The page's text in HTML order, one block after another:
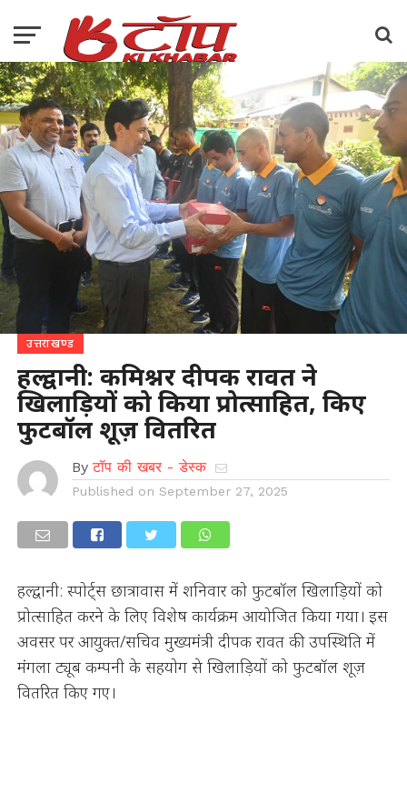
उत्तराखण्ड
हल्द्वानी: कमिश्नर दीपक रावत ने
खिलाड़ियों को किया प्रोत्साहित, किए
फुटबॉल शूज़ वितरित
By टॉप की खबर - डेस्क
Published on September 27, 2025
हल्द्वानी: स्पोर्ट्स छात्रावास में शनिवार को फुटबॉल खिलाड़ियों को
प्रोत्साहित करने के लिए विशेष कार्यक्रम आयोजित किया गया। इस
अवसर पर आयुक्त/सचिव मुख्यमंत्री दीपक रावत की उपस्थिति में
मंगला ट्यूब कम्पनी के सहयोग से खिलाड़ियों को फुटबॉल शूज़
वितरित किए गए।